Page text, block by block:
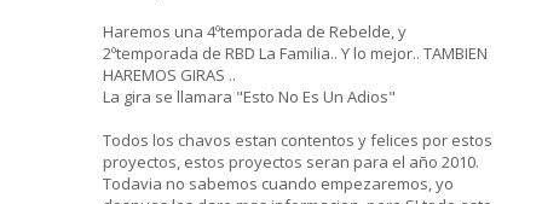
Haremos una 4ºtemporada de Rebelde, y
2ºtemporada de RBD La Familia.. Y lo mejor.. TAMBIEN
HAREMOS GIRAS ..
La gira se llamara "Esto No Es Un Adios"
Todos los chavos estan contentos y felices por estos
proyectos, estos proyectos seran para el año 2010.
Todavia no sabemos cuando empezaremos, yo